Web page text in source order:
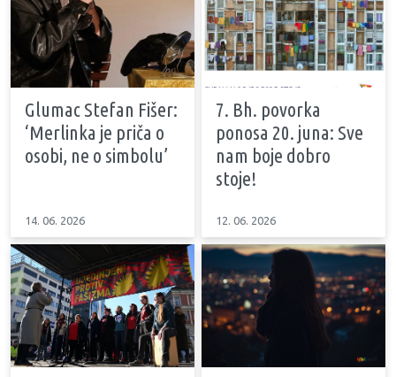
Glumac Stefan Fišer:
‘Merlinka je priča o
osobi, ne o simbolu’
14. 06. 2026
7. Bh. povorka
ponosa 20. juna: Sve
nam boje dobro
stoje!
12. 06. 2026